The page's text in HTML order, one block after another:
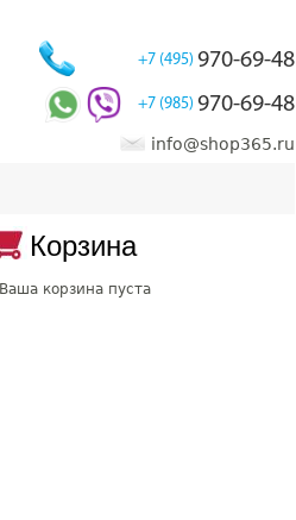
+7 (495) 970-69-48
+7 (985) 970-69-48
info@shop365.ru
Корзина
Ваша корзина пуста